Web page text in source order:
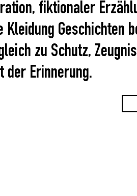
fiktionaler
Geschichten
zu Schutz,
der Erinnerung.